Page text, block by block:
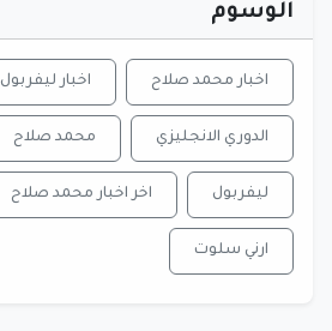
الوسوم
اخبار محمد صلاح اخبار ليفربول
الدوري الانجليزي محمد صلاح
ليفربول اخر اخبار محمد صلاح
ارني سلوت